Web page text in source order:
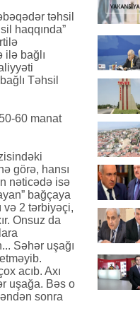
təhsil
haqqında”
ilə bağlı
Təhsil
60 manat
görə, hansı
nəticədə isə
bağçaya
və 2 tərbiyəçi,
Onsuz da
Səhər uşağı
acıb. Axı
uşağa. Bəs o
sonra